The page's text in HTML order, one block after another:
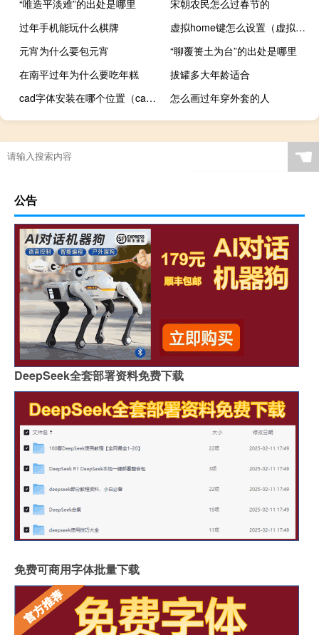
“唯造平淡难”的出处是哪里
宋朝农民怎么过春节的
过年手机能玩什么棋牌
虚拟home键怎么设置（虚拟home键）
元宵为什么要包元宵
“聊覆篑土为台”的出处是哪里
在南平过年为什么要吃年糕
拔罐多大年龄适合
cad字体安装在哪个位置（cad字体安装在哪个文件夹）
怎么画过年穿外套的人
☚
公告
DeepSeek全套部署资料免费下载
免费可商用字体批量下载